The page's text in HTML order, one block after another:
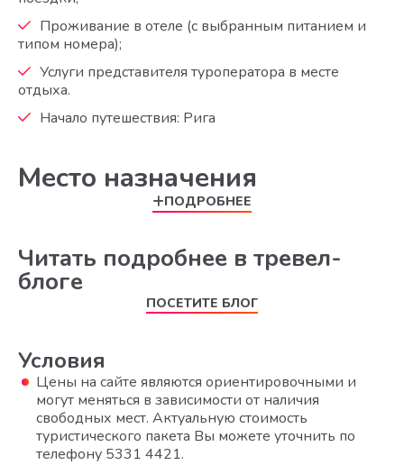
Проживание в отеле (с выбранным питанием и
типом номера);
Услуги представителя туроператора в месте
отдыха.
Начало путешествия: Рига
Место назначения
ПОДРОБНЕЕ
Читать подробнее в тревел-
блоге
ПОСЕТИТЕ БЛОГ
Условия
Цены на сайте являются ориентировочными и
могут меняться в зависимости от наличия
свободных мест. Актуальную стоимость
туристического пакета Вы можете уточнить по
телефону 5331 4421.